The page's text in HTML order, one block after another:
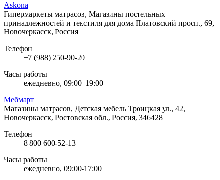
Askona
Гипермаркеты матрасов, Магазины постельных
принадлежностей и текстиля для дома Платовский просп., 69,
Новочеркасск, Россия
Телефон
+7 (988) 250-90-20
Часы работы
ежедневно, 09:00–19:00
Мебмарт
Магазины матрасов, Детская мебель Троицкая ул., 42,
Новочеркасск, Ростовская обл., Россия, 346428
Телефон
8 800 600-52-13
Часы работы
ежедневно, 09:00-17:00